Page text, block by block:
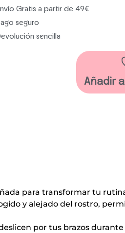
Gratis a partir de 49€
seguro
sencilla
Añadir
para transformar tu
y alejado del rostro,
por tus brazos